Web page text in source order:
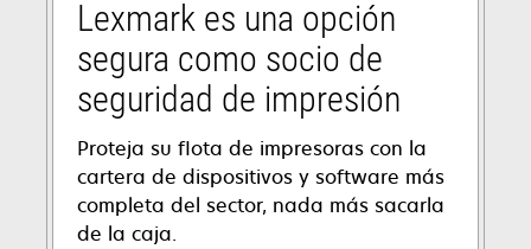
Lexmark es una opción
segura como socio de
seguridad de impresión
Proteja su flota de impresoras con la
cartera de dispositivos y software más
completa del sector, nada más sacarla
de la caja.